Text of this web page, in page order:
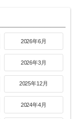
2026年6月
2026年3月
2025年12月
2024年4月